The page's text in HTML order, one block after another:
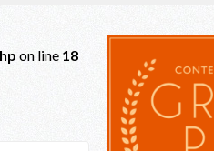
on line 18